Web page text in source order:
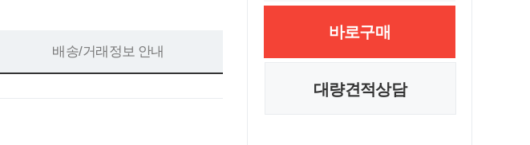
배송/거래정보 안내
바로구매
대량견적상담